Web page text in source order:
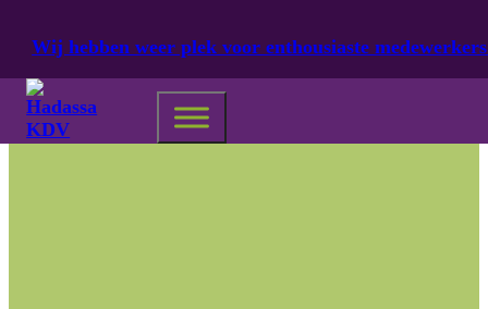
Wij hebben weer plek voor enthousiaste